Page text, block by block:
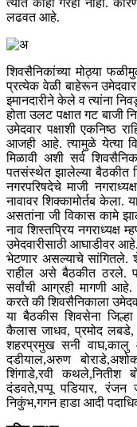
लढवत आहे.
शिवसैनिकांच्या मोठ्या
प्रत्येक वेळी बाहेरून
इमानदारीने केले व त्यांना
होता उलट पक्षात गट बाजी
उमेदवार पक्षाशी एकनिष्ठ
आजही आहे. त्यामुळे येत्या
मिळावी अशी सर्व
पतसंस्थेत झालेल्या बैठकीत
नगरपरिषदेचे माजी
नावावर शिक्कामोर्तब केला.
असतांना जी विकास कामे
नाव शिस्तप्रिय नगराध्यक्ष
उमेदवारीसाठी आघाडीवर
भेटणार असल्याचे सांगितले.
राहील असे बैठकीत ठरले.
सर्वांची आग्रही मागणी
करते की शिवसैनिकाला
या बैठकीस शिवसेना
कैलास जाधव, प्रमोद लबडे,
शहरप्रमुख सनी
दडीयाल,अरुण
शिंगाडे,रवी कथले,नितीश
दंडवते,पप्पू पडियार, रंजन
निकुंभ,गगन हाडा आदी